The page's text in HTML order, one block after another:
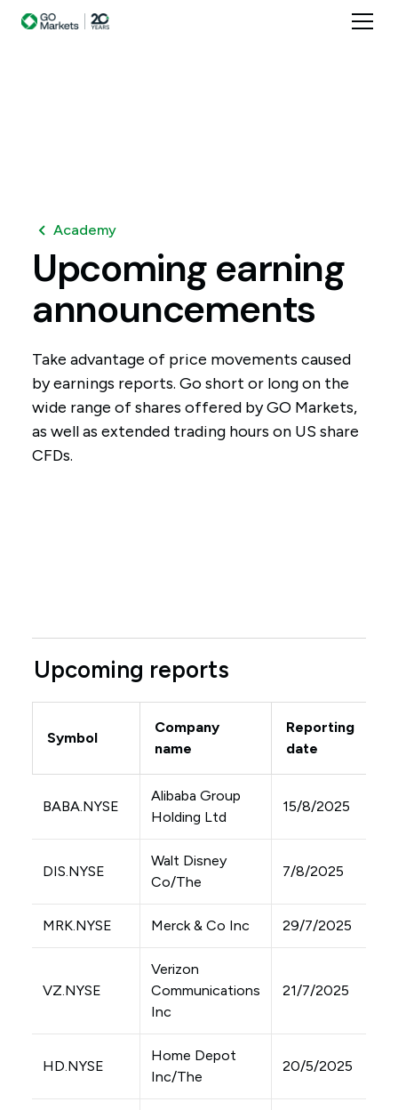
Academy
Upcoming earning
announcements
Take advantage of price movements caused
by earnings reports. Go short or long on the
wide range of shares offered by GO Markets,
as well as extended trading hours on US share
CFDs.
Upcoming reports
Symbol
Company
name
Reporting
date
BABA.NYSE
Alibaba Group
Holding Ltd
15/8/2025
DIS.NYSE
Walt Disney
Co/The
7/8/2025
MRK.NYSE Merck & Co Inc 29/7/2025
VZ.NYSE
Verizon
Communications
Inc
21/7/2025
HD.NYSE
Home Depot
Inc/The
20/5/2025